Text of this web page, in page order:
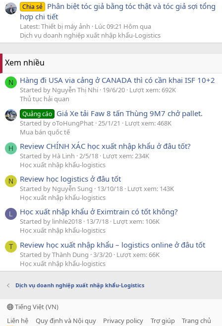
Chia sẻ Phân biệt tóc giả bằng tóc thật và tóc giả sợi tổng
hợp chi tiết
Latest: Thiết bị máy ảnh
Lúc 09:21 Hôm qua
Dịch vụ doanh nghiệp xuất nhập khẩu-Logistics
Xem nhiều
N Hàng đi USA via cảng ở CANADA thì có cần khai ISF 10+2
Started by Nguyễn Thị Nhi 19/6/20 Lượt xem: 692K
Thủ tục hải quan
Quảng cáo Giá Xe tải Faw 8 tấn Thùng 9M7 chở pallet.
Started by oToHungPhat 25/1/21
Lượt xem: 468K
Mua bán quốc tế
H Review CHÍNH XÁC học xuất nhập khẩu ở đâu tốt?
Started by Hà Linh 2/5/18 Lượt xem: 234K
Học xuất nhập khẩu-logistics
N Review học logistics ở đâu tốt
Started by Nguyễn Sung 13/10/18 Lượt xem: 143K
Học xuất nhập khẩu-logistics
L Học xuất nhập khẩu ở Eximtrain có tốt không?
Started by linhle2018 13/7/18 Lượt xem: 106K
Học xuất nhập khẩu-logistics
T Review học xuất nhập khẩu – logistics online ở đâu tốt
Started by Thành Dung 3/3/20 Lượt xem: 66K
Học xuất nhập khẩu-logistics
Dịch vụ doanh nghiệp xuất nhập khẩu-Logistics
Tiếng Việt (VN)
Liên hệ
Quy định và Nội quy Privacy policy Trợ giúp Trang chủ